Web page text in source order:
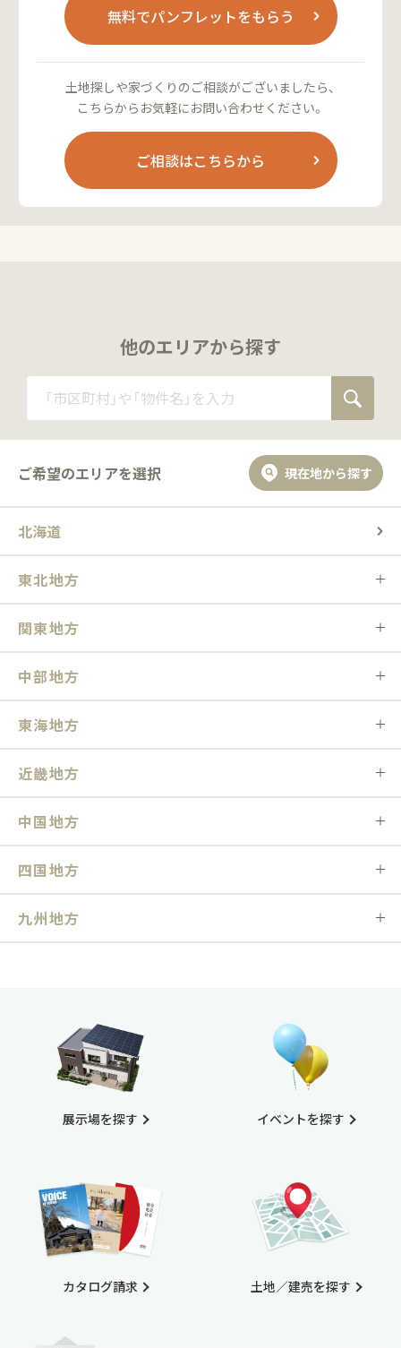
無料でパンフレットをもらう
土地探しや家づくりのご相談がございましたら、
こちらからお気軽にお問い合わせください。
ご相談はこちらから
他のエリアから探す
ご希望のエリアを選択 現在地から探す
北海道
東北地方
関東地方
中部地方
東海地方
近畿地方
中国地方
四国地方
九州地方
展示場を探す
カタログ請求
イベントを探す
土地／建売を探す